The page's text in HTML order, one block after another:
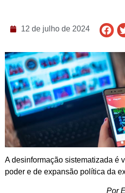
12 de julho de 2024
A desinformação sistematizada é
poder e de expansão política da
Por